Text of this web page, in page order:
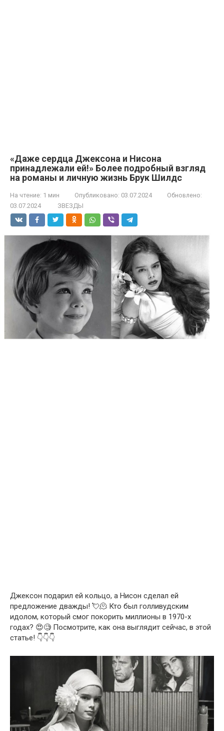
«Даже сердца Джексона и Нисона
принадлежали ей!» Более подробный взгляд
на романы и личную жизнь Брук Шилдс
На чтение: 1 мин Опубликовано: 03.07.2024
Обновлено:
03.07.2024
ЗВЕЗДЫ
Джексон подарил ей кольцо, а Нисон сделал ей
предложение дважды! 💘🫠 Кто был голливудским
идолом, который смог покорить миллионы в 1970-х
годах? 😍🧐 Посмотрите, как она выглядит сейчас, в этой
статье! 👇👇👇